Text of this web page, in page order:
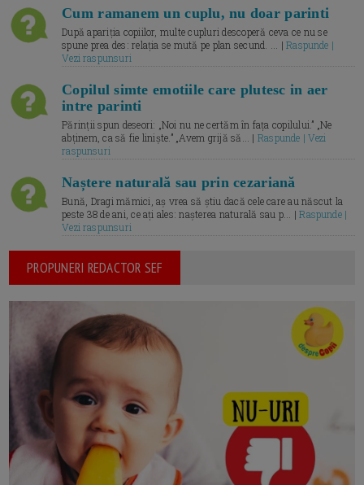
Cum ramanem un cuplu, nu doar parinti
După apariția copiilor, multe cupluri descoperă ceva ce nu se
spune prea des: relația se mută pe plan secund. ... |Raspunde |
Vezi raspunsuri
Copilul simte emotiile care plutesc in aer
intre parinti
Părinții spun deseori: „Noi nu ne certăm în fața copilului.” „Ne
abținem, ca să fie liniște.” „Avem grijă să... | Raspunde | Vezi
raspunsuri
Naștere naturală sau prin cezariană
Bună, Dragi mămici, aș vrea să știu dacă cele care au născut la
peste 38 de ani, ce ați ales: nașterea naturală sau p... |Raspunde |
Vezi raspunsuri
PROPUNERI REDACTOR SEF